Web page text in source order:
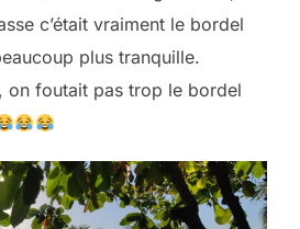
c’était vraiment le bordel
plus tranquille.
on foutait pas trop le bordel